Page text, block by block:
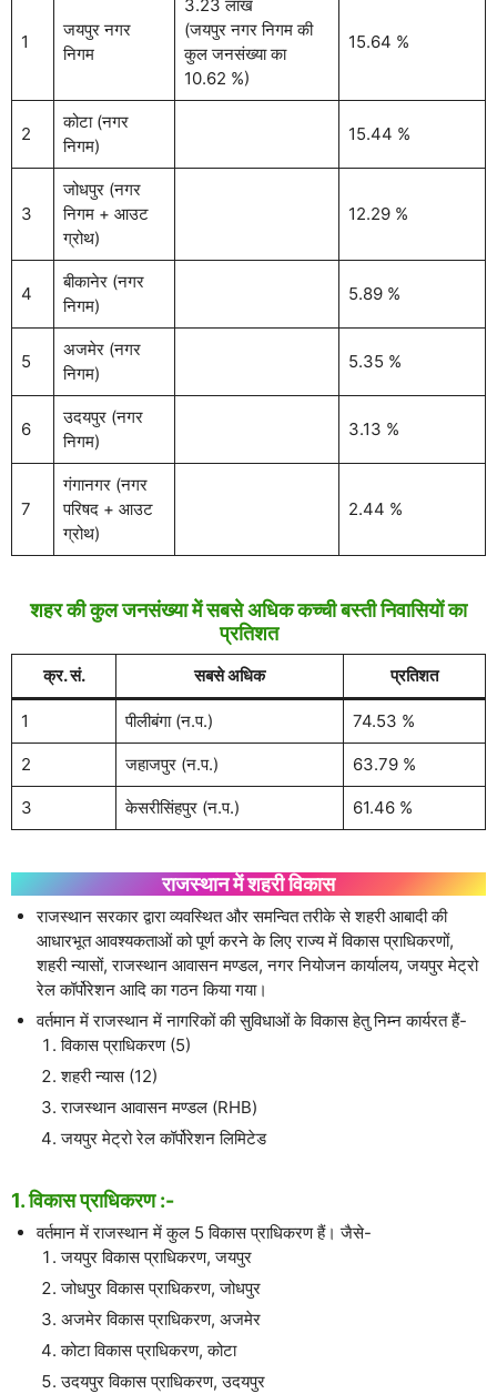
1
जयपुर नगर
निगम
3.23 लाख
(जयपुर नगर निगम की
कुल जनसंख्या का
10.62 %)
15.64 %
2
कोटा (नगर
निगम)
15.44 %
3
जोधपुर (नगर
निगम + आउट
ग्रोथ)
12.29 %
4
बीकानेर (नगर
निगम)
5.89 %
5
अजमेर (नगर
निगम)
5.35 %
6
उदयपुर (नगर
निगम)
3.13 %
7
गंगानगर (नगर
परिषद + आउट
ग्रोथ)
2.44 %
शहर की कुल जनसंख्या में सबसे अधिक कच्ची बस्ती निवासियों का
प्रतिशत
क्र. सं. सबसे अधिक प्रतिशत
1 पीलीबंगा (न.प.) 74.53 %
2 जहाजपुर (न.प.) 63.79 %
3 केसरीसिंहपुर (न.प.) 61.46 %
राजस्थान में शहरी विकास
राजस्थान सरकार द्वारा व्यवस्थित और समन्वित तरीके से शहरी आबादी की
आधारभूत आवश्यकताओं को पूर्ण करने के लिए राज्य में विकास प्राधिकरणों,
शहरी न्यासों, राजस्थान आवासन मण्डल, नगर नियोजन कार्यालय, जयपुर मेट्रो
रेल कॉर्पोरेशन आदि का गठन किया गया।
वर्तमान में राजस्थान में नागरिकों की सुविधाओं के विकास हेतु निम्न कार्यरत हैं-
विकास प्राधिकरण (5)
शहरी न्यास (12)
राजस्थान आवासन मण्डल (RHB)
जयपुर मेट्रो रेल कॉर्पोरेशन लिमिटेड
1. विकास प्राधिकरण :-
वर्तमान में राजस्थान में कुल 5 विकास प्राधिकरण हैं। जैसे-
जयपुर विकास प्राधिकरण, जयपुर
जोधपुर विकास प्राधिकरण, जोधपुर
अजमेर विकास प्राधिकरण, अजमेर
कोटा विकास प्राधिकरण, कोटा
उदयपुर विकास प्राधिकरण, उदयपुर